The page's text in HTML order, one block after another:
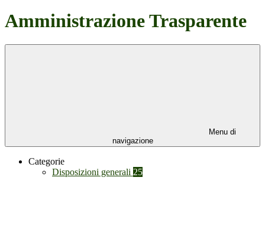
Amministrazione Trasparente
Menu di
navigazione
Categorie
Disposizioni generali 25